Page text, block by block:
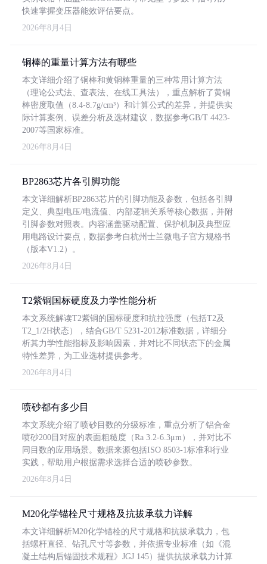
快速掌握变压器能效评估要点。
2026年8月4日
铜棒的重量计算方法有哪些
本文详细介绍了铜棒和黄铜棒重量的三种常用计算方法
（理论公式法、查表法、在线工具法），重点解析了黄铜
棒密度取值（8.4-8.7g/cm³）和计算公式的差异，并提供实
际计算案例、误差分析及选材建议，数据参考GB/T 4423-
2007等国家标准。
2026年8月4日
BP2863芯片各引脚功能
本文详细解析BP2863芯片的引脚功能及参数，包括各引脚
定义、典型电压/电流值、内部逻辑关系等核心数据，并附
引脚参数对照表。内容涵盖驱动配置、保护机制及典型应
用电路设计要点，数据参考自杭州士兰微电子官方规格书
（版本V1.2）。
2026年8月4日
T2紫铜国标硬度及力学性能分析
本文系统解读T2紫铜的国标硬度和抗拉强度（包括T2及
T2_1/2H状态），结合GB/T 5231-2012标准数据，详细分
析其力学性能指标及影响因素，并对比不同状态下的金属
特性差异，为工业选材提供参考。
2026年8月4日
喷砂都有多少目
本文系统介绍了喷砂目数的分级标准，重点分析了铝合金
喷砂200目对应的表面粗糙度（Ra 3.2-6.3μm），并对比不
同目数的应用场景。数据来源包括ISO 8503-1标准和行业
实践，帮助用户根据需求选择合适的喷砂参数。
2026年8月4日
M20化学锚栓尺寸规格及抗拔承载力详解
本文详细解析M20化学锚栓的尺寸规格和抗拔承载力，包
括螺杆直径、钻孔尺寸等参数，并依据专业标准（如《混
凝土结构后锚固技术规程》JGJ 145）提供抗拔承载力计算